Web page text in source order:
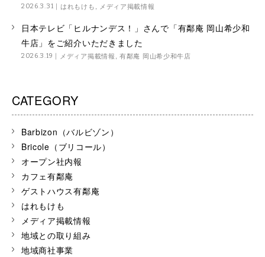
2026.3.31 はれもけも メディア掲載情報
日本テレビ「ヒルナンデス！」さんで「有鄰庵 岡山希少和
牛店」をご紹介いただきました
2026.3.19 メディア掲載情報 ,有鄰庵 岡山希少和牛店
CATEGORY
Barbizon（バルビゾン）
Bricole（ブリコール）
オープン社内報
カフェ有鄰庵
ゲストハウス有鄰庵
はれもけも
メディア掲載情報
地域との取り組み
地域商社事業